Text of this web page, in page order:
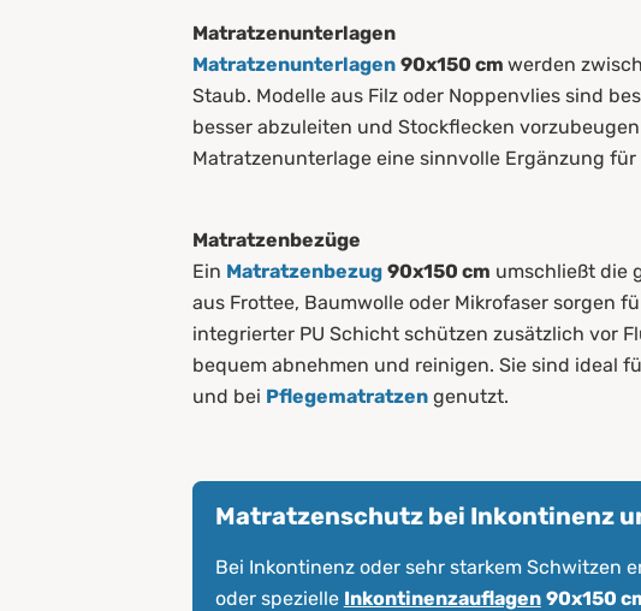
Matratzenunterlagen
Matratzenunterlagen 90x150 cm werden
Staub. Modelle aus Filz oder Noppenvlies sind
besser abzuleiten und Stockflecken
Matratzenunterlage eine sinnvolle Ergänzung
Matratzenbezüge
Ein Matratzenbezug 90x150 cm umschließt die
aus Frottee, Baumwolle oder Mikrofaser sorgen
integrierter PU Schicht schützen zusätzlich vor
bequem abnehmen und reinigen. Sie sind ideal
und bei Pflegematratzen genutzt.
Matratzenschutz bei Inkontinenz
Bei Inkontinenz oder sehr starkem Schwitzen
oder spezielle Inkontinenzauflagen 90x150